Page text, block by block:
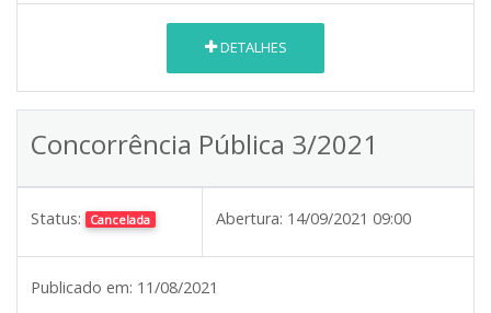
DETALHES
Concorrência Pública 3/2021
Status: Cancelada Abertura: 14/09/2021 09:00
Publicado em: 11/08/2021